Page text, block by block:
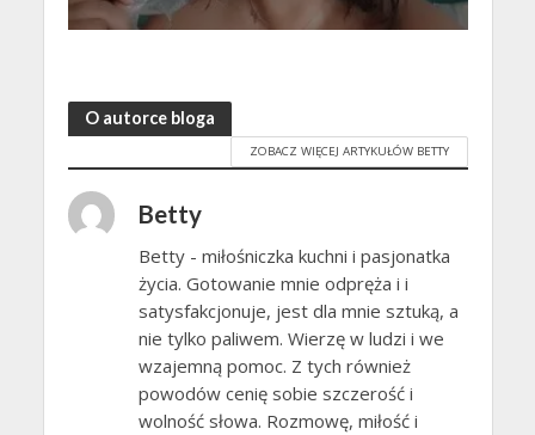
O autorce bloga
ZOBACZ WIĘCEJ ARTYKUŁÓW BETTY
Betty
Betty - miłośniczka kuchni i pasjonatka
życia. Gotowanie mnie odpręża i i
satysfakcjonuje, jest dla mnie sztuką, a
nie tylko paliwem. Wierzę w ludzi i we
wzajemną pomoc. Z tych również
powodów cenię sobie szczerość i
wolność słowa. Rozmowę, miłość i